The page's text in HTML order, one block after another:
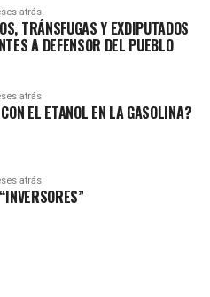
atrás
TRÁNSFUGAS Y EXDIPUTADOS
A DEFENSOR DEL PUEBLO
atrás
EL ETANOL EN LA GASOLINA?
atrás